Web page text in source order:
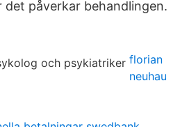
det påverkar behandlingen.
florian
neuhau